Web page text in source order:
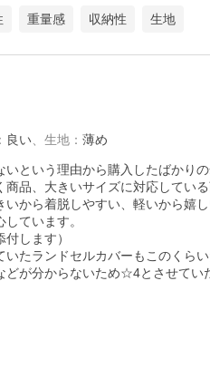
重量感 収納性 生地
： 良い、 生地 ： 薄め
という理由から購入したばかり
品、大きいサイズに対応してい
から着脱しやすい、軽いから嬉し
ています。
します）
たランドセルカバーもこのくら
が分からないため☆4とさせてい